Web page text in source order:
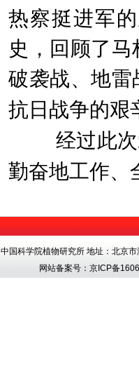
热察挺进军
史，回顾了
破袭战、地
抗日战争的艰
经过此
勤奋地工作、
中国科学院植物研究所 地址：北京
网站备案号：京ICP备